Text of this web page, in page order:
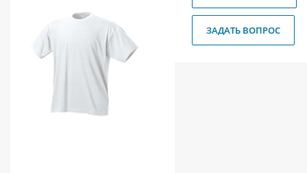
Политика конфиденциальности
ЗАДАТЬ ВОПРОС